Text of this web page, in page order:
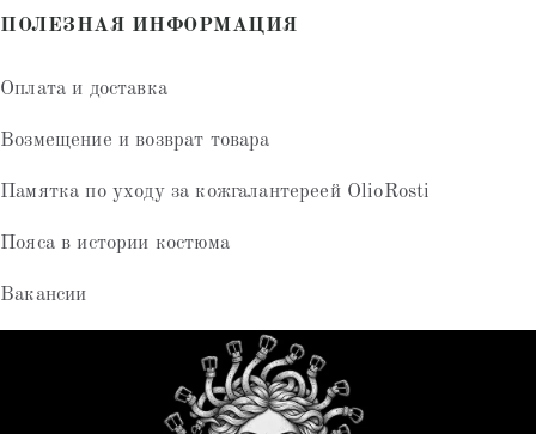
ПОЛЕЗНАЯ ИНФОРМАЦИЯ
Оплата и доставка
Возмещение и возврат товара
Памятка по уходу за кожгалантереей OlioRosti
Пояса в истории костюма
Вакансии